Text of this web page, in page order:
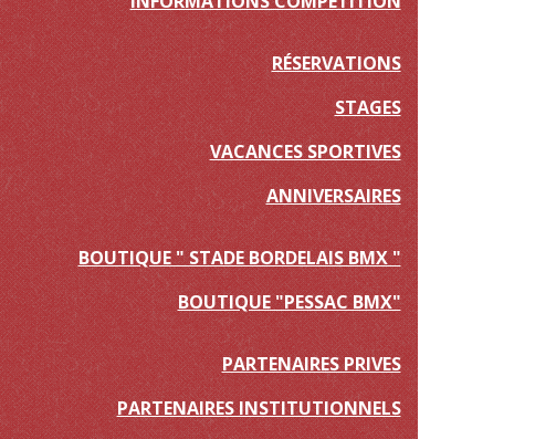
RÉSERVATIONS
STAGES
VACANCES SPORTIVES
ANNIVERSAIRES
BOUTIQUE " STADE BORDELAIS BMX "
BOUTIQUE "PESSAC BMX"
PARTENAIRES PRIVES
PARTENAIRES INSTITUTIONNELS